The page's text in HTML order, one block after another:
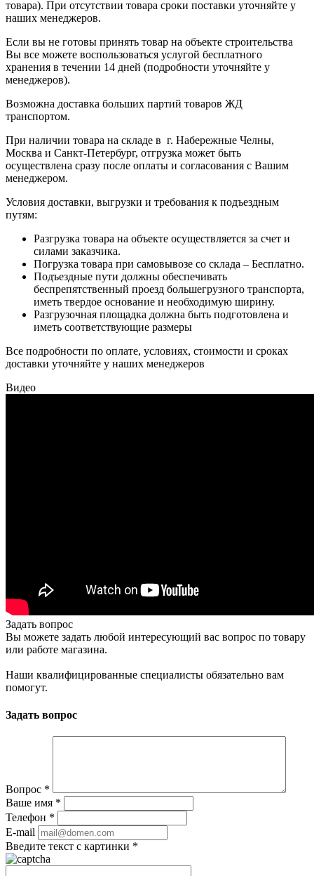
товара). При отсутствии товара сроки поставки уточняйте у
наших менеджеров.
Если вы не готовы принять товар на объекте строительства
Вы все можете воспользоваться услугой бесплатного
хранения в течении 14 дней (подробности уточняйте у
менеджеров).
Возможна доставка больших партий товаров ЖД
транспортом.
При наличии товара на складе в г. Набережные Челны,
Москва и Санкт-Петербург, отгрузка может быть
осуществлена сразу после оплаты и согласования с Вашим
менеджером.
Условия доставки, выгрузки и требования к подъездным
путям:
Разгрузка товара на объекте осуществляется за счет и
силами заказчика.
Погрузка товара при самовывозе со склада – Бесплатно.
Подъездные пути должны обеспечивать
беспрепятственный проезд большегрузного транспорта,
иметь твердое основание и необходимую ширину.
Разгрузочная площадка должна быть подготовлена и
иметь соответствующие размеры
Все подробности по оплате, условиях, стоимости и сроках
доставки уточняйте у наших менеджеров
Видео
Задать вопрос
Вы можете задать любой интересующий вас вопрос по товару
или работе магазина.
Наши квалифицированные специалисты обязательно вам
помогут.
Задать вопрос
Вопрос *
Ваше имя *
Телефон *
E-mail
Введите текст с картинки *